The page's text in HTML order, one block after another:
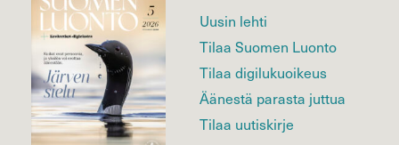
Uusin lehti
Tilaa Suomen Luonto
Tilaa digilukuoikeus
Äänestä parasta juttua
Tilaa uutiskirje